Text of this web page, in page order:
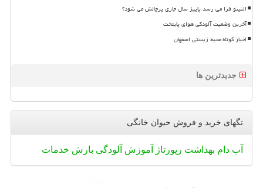
النینو فرا می رسد پاییز سال جاری پرچالش می شود؟
آخرین وضعیت آلودگی هوای پایتخت
اخبار کوتاه محیط زیستی اصفهان
جدیدترین ها
تگهای خرید و فروش حیوان خانگی
آب دام بهداشت رپورتاژ آموزش آلودگی بارش خدمات